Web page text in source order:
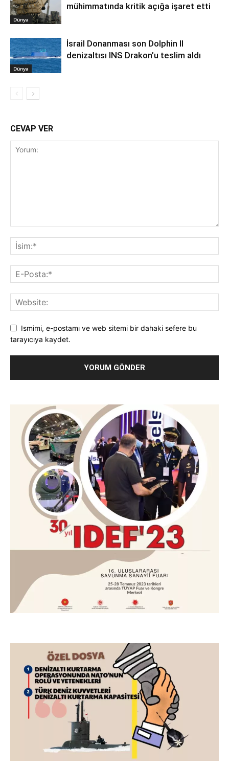
Dünya
mühimmatında kritik açığa işaret etti
Dünya
İsrail Donanması son Dolphin II
denizaltısı INS Drakon’u teslim aldı
CEVAP VER
Ismimi, e-postamı ve web sitemi bir dahaki sefere bu
tarayıcıya kaydet.